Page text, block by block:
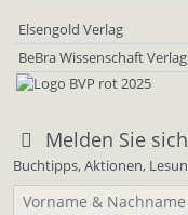
Elsengold Verlag
BeBra Wissenschaft Verlag
Melden Sie
Buchtipps, Aktionen,